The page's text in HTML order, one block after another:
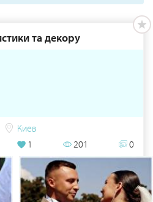
та декору
Киев
1 201 0